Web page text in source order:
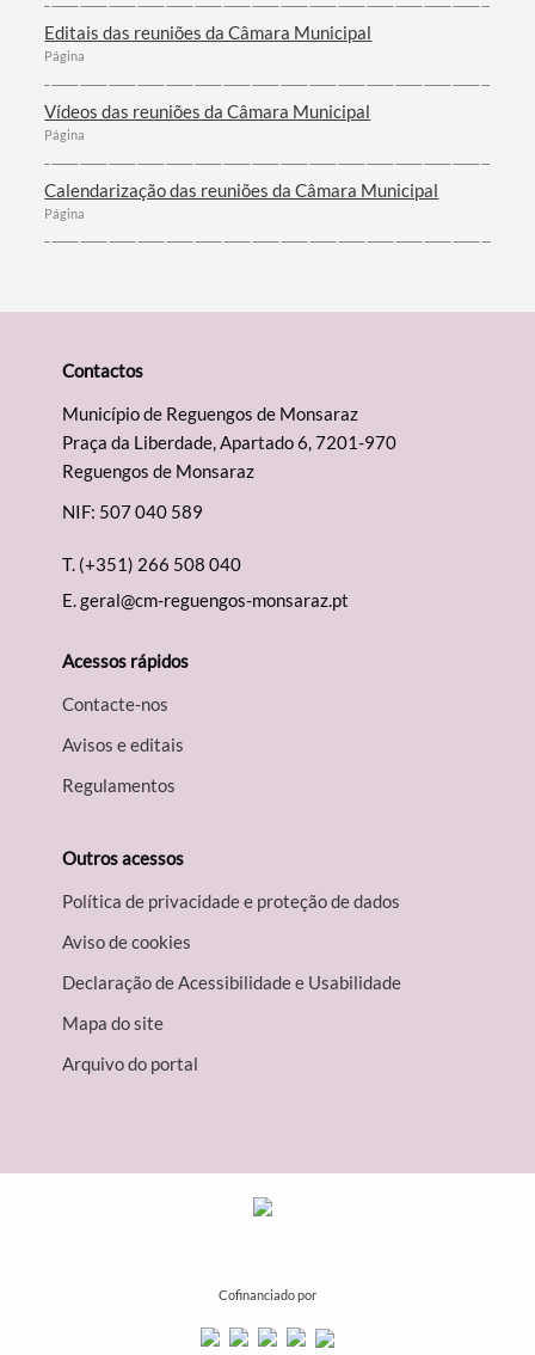
Editais das reuniões da Câmara Municipal
Página
Vídeos das reuniões da Câmara Municipal
Página
Calendarização das reuniões da Câmara Municipal
Página
Contactos
Município de Reguengos de Monsaraz
Praça da Liberdade, Apartado 6, 7201-970
Reguengos de Monsaraz
NIF: 507 040 589
T. (+351) 266 508 040
E.geral@cm-reguengos-monsaraz.pt
Acessos rápidos
Contacte-nos
Avisos e editais
Regulamentos
Outros acessos
Política de privacidade e proteção de dados
Aviso de cookies
Declaração de Acessibilidade e Usabilidade
Mapa do site
Arquivo do portal
Cofinanciado por